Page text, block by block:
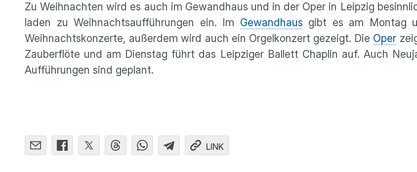
Zu Weihnachten wird es auch im Gewandhaus und in der Oper in Leipzig
laden zu Weihnachtsaufführungen ein. Im Gewandhaus gibt es am Montag
Weihnachtskonzerte, außerdem wird auch ein Orgelkonzert gezeigt. Die Oper
Zauberflöte und am Dienstag führt das Leipziger Ballett Chaplin auf. Auch
Aufführungen sind geplant.
LINK